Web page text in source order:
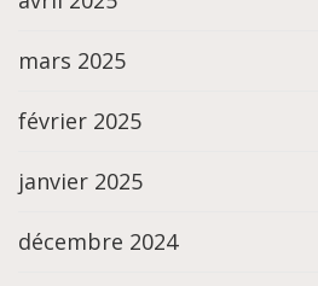
mars 2025
février 2025
janvier 2025
décembre 2024